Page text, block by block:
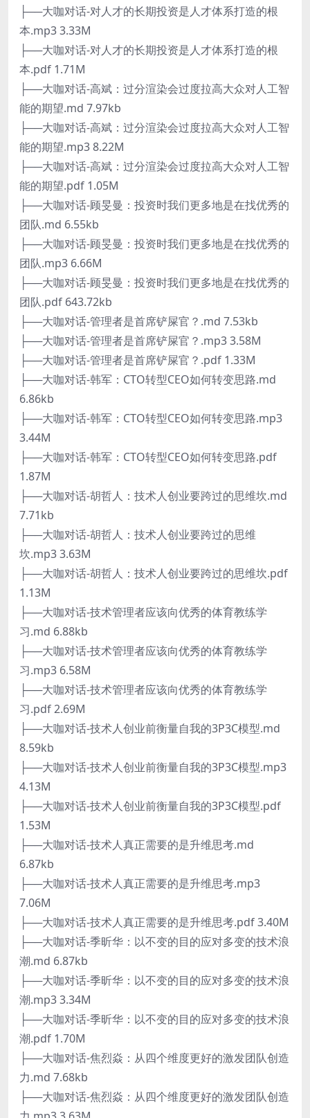
├──大咖对话-对人才的长期投资是人才体系打造的根
本.mp3 3.33M
├──大咖对话-对人才的长期投资是人才体系打造的根
本.pdf 1.71M
├──大咖对话-高斌：过分渲染会过度拉高大众对人工智
能的期望.md 7.97kb
├──大咖对话-高斌：过分渲染会过度拉高大众对人工智
能的期望.mp3 8.22M
├──大咖对话-高斌：过分渲染会过度拉高大众对人工智
能的期望.pdf 1.05M
├──大咖对话-顾旻曼：投资时我们更多地是在找优秀的
团队.md 6.55kb
├──大咖对话-顾旻曼：投资时我们更多地是在找优秀的
团队.mp3 6.66M
├──大咖对话-顾旻曼：投资时我们更多地是在找优秀的
团队.pdf 643.72kb
├──大咖对话-管理者是首席铲屎官？.md 7.53kb
├──大咖对话-管理者是首席铲屎官？.mp3 3.58M
├──大咖对话-管理者是首席铲屎官？.pdf 1.33M
├──大咖对话-韩军：CTO转型CEO如何转变思路.md
6.86kb
├──大咖对话-韩军：CTO转型CEO如何转变思路.mp3
3.44M
├──大咖对话-韩军：CTO转型CEO如何转变思路.pdf
1.87M
├──大咖对话-胡哲人：技术人创业要跨过的思维坎.md
7.71kb
├──大咖对话-胡哲人：技术人创业要跨过的思维
坎.mp3 3.63M
├──大咖对话-胡哲人：技术人创业要跨过的思维坎.pdf
1.13M
├──大咖对话-技术管理者应该向优秀的体育教练学
习.md 6.88kb
├──大咖对话-技术管理者应该向优秀的体育教练学
习.mp3 6.58M
├──大咖对话-技术管理者应该向优秀的体育教练学
习.pdf 2.69M
├──大咖对话-技术人创业前衡量自我的3P3C模型.md
8.59kb
├──大咖对话-技术人创业前衡量自我的3P3C模型.mp3
4.13M
├──大咖对话-技术人创业前衡量自我的3P3C模型.pdf
1.53M
├──大咖对话-技术人真正需要的是升维思考.md
6.87kb
├──大咖对话-技术人真正需要的是升维思考.mp3
7.06M
├──大咖对话-技术人真正需要的是升维思考.pdf 3.40M
├──大咖对话-季昕华：以不变的目的应对多变的技术浪
潮.md 6.87kb
├──大咖对话-季昕华：以不变的目的应对多变的技术浪
潮.mp3 3.34M
├──大咖对话-季昕华：以不变的目的应对多变的技术浪
潮.pdf 1.70M
├──大咖对话-焦烈焱：从四个维度更好的激发团队创造
力.md 7.68kb
├──大咖对话-焦烈焱：从四个维度更好的激发团队创造